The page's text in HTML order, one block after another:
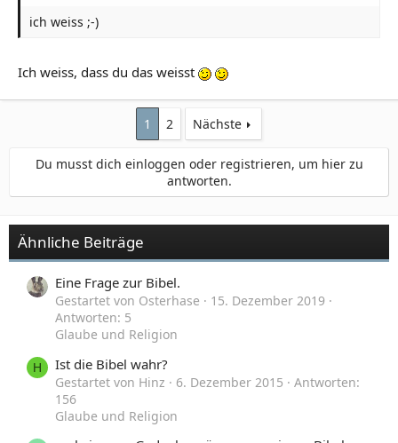
ich weiss ;-)
Ich weiss, dass du das weisst
1 2 Nächste
Du musst dich einloggen oder registrieren, um hier zu
antworten.
Ähnliche Beiträge
Eine Frage zur Bibel.
Gestartet von Osterhase
15. Dezember 2019
Antworten: 5
Glaube und Religion
H Ist die Bibel wahr?
Gestartet von Hinz 6. Dezember 2015
Antworten:
156
Glaube und Religion